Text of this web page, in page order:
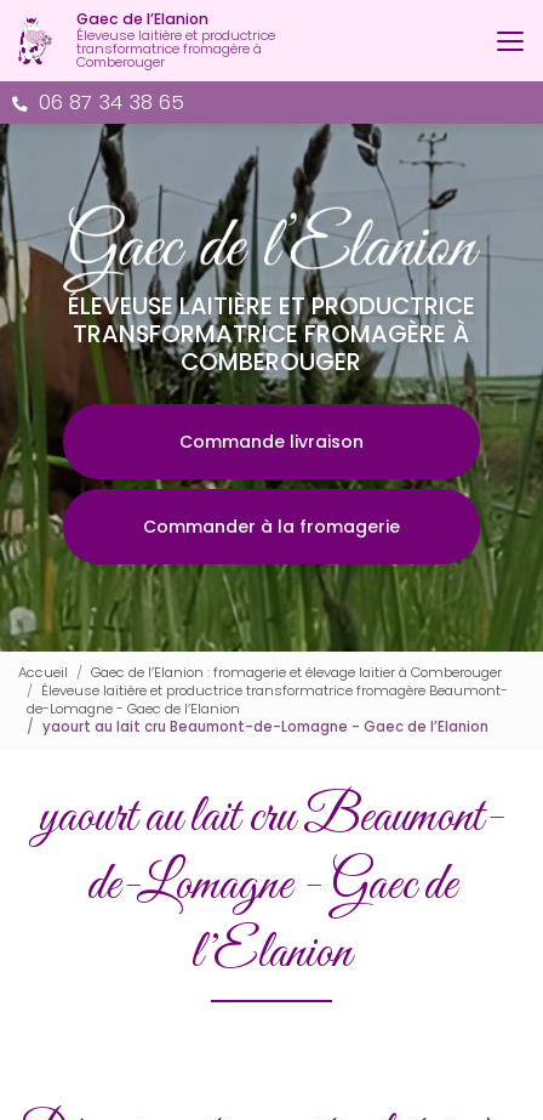
Aller
au
contenu
principal
06 87 34 38 65
Gaec de l’Elanion
Éleveuse laitière et productrice
transformatrice fromagère à
Comberouger
ÉLEVEUSE LAITIÈRE ET PRODUCTRICE
TRANSFORMATRICE FROMAGÈRE À
COMBEROUGER
Commande livraison
Commander à la fromagerie
Accueil
Gaec de l’Elanion : fromagerie et élevage laitier à Comberouger
Éleveuse laitière et productrice transformatrice fromagère Beaumont-
de-Lomagne - Gaec de l’Elanion
yaourt au lait cru Beaumont-de-Lomagne - Gaec de l’Elanion
yaourt au lait cru Beaumont-
de-Lomagne - Gaec de
l’Elanion